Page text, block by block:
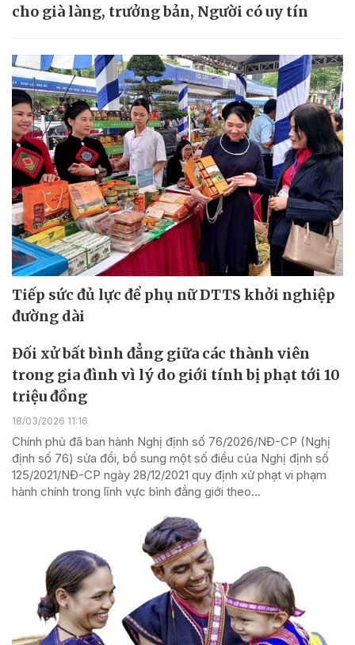
cho già làng, trưởng bản, Người có uy tín
Tiếp sức đủ lực để phụ nữ DTTS khởi nghiệp
đường dài
Đối xử bất bình đẳng giữa các thành viên
trong gia đình vì lý do giới tính bị phạt tới 10
triệu đồng
18/03/2026 11:16
Chính phủ đã ban hành Nghị định số 76/2026/NĐ-CP (Nghị
định số 76) sửa đổi, bổ sung một số điều của Nghị định số
125/2021/NĐ-CP ngày 28/12/2021 quy định xử phạt vi phạm
hành chính trong lĩnh vực bình đẳng giới theo...